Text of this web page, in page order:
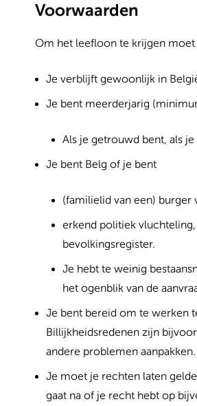
Voorwaarden
Om het leefloon te krijgen
Je verblijft gewoonlijk in
Je bent meerderjarig
Als je getrouwd bent, als
Je bent Belg of je bent
(familielid van een) burger
erkend politiek
bevolkingsregister.
Je hebt te weinig
het ogenblik van de
Je bent bereid om te werken
Billijkheidsredenen zijn
andere problemen aanpakken.
Je moet je rechten laten
gaat na of je recht hebt op